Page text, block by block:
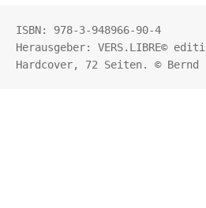
ISBN: 978-3-948966-90-4
Herausgeber: VERS.LIBRE©
Hardcover, 72 Seiten. © Bernd